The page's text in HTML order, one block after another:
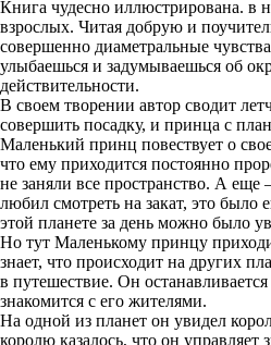
Книга чудесно иллюстрирована. в
взрослых. Читая добрую и
совершенно диаметральные
улыбаешься и задумываешься об
действительности.
В своем творении автор сводит
совершить посадку, и принца с
Маленький принц повествует о
что ему приходится постоянно
не заняли все пространство. А еще
любил смотреть на закат, это
этой планете за день можно было
Но тут Маленькому принцу
знает, что происходит на других
в путешествие. Он останавливается
знакомится с его жителями.
На одной из планет он увидел
королю казалось, что он управляет